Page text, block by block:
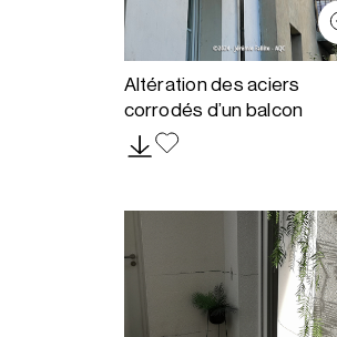
Altération des aciers
corrodés d’un balcon